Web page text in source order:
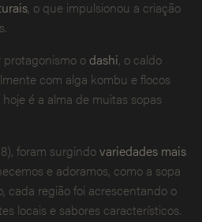
, o que impulsionou a criação
odashi, o caldo
com alga kombu e flocos
é a alma de muitas sopas
foram surgindovariedades mais
e adoramos, como a sopa
cada região foi acrescentando o
locais e sabores característicos.